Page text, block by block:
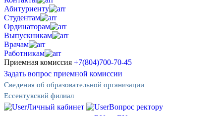
Абитуриенту
Студентам
Ординаторам
Выпускникам
Врачам
Работникам
Приемная комиссия +7(804)700-70-45
Задать вопрос приемной комиссии
Сведения об образовательной организации
Ессентукский филиал
Личный кабинет
Вопрос ректору